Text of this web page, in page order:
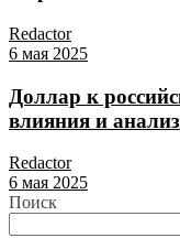
Redactor
6 мая 2025
Доллар к
влияния и анализ
Redactor
6 мая 2025
Поиск